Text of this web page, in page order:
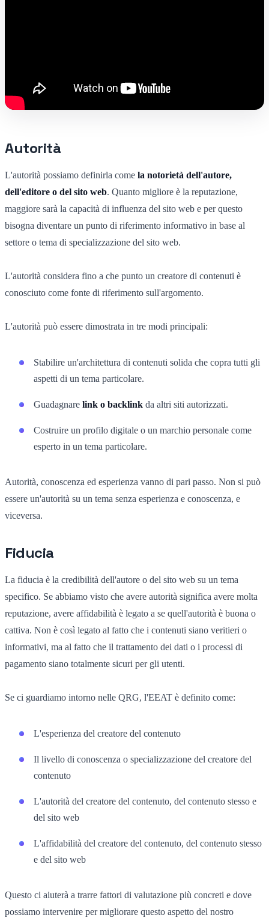
Autorità
L'autorità possiamo definirla come la notorietà dell'autore,
dell'editore o del sito web. Quanto migliore è la reputazione,
maggiore sarà la capacità di influenza del sito web e per questo
bisogna diventare un punto di riferimento informativo in base al
settore o tema di specializzazione del sito web.
L'autorità considera fino a che punto un creatore di contenuti è
conosciuto come fonte di riferimento sull'argomento.
L'autorità può essere dimostrata in tre modi principali:
Stabilire un'architettura di contenuti solida che copra tutti gli
aspetti di un tema particolare.
Guadagnare link o backlink da altri siti autorizzati.
Costruire un profilo digitale o un marchio personale come
esperto in un tema particolare.
Autorità, conoscenza ed esperienza vanno di pari passo. Non si può
essere un'autorità su un tema senza esperienza e conoscenza, e
viceversa.
Fiducia
La fiducia è la credibilità dell'autore o del sito web su un tema
specifico. Se abbiamo visto che avere autorità significa avere molta
reputazione, avere affidabilità è legato a se quell'autorità è buona o
cattiva. Non è così legato al fatto che i contenuti siano veritieri o
informativi, ma al fatto che il trattamento dei dati o i processi di
pagamento siano totalmente sicuri per gli utenti.
Se ci guardiamo intorno nelle QRG, l'EEAT è definito come:
L'esperienza del creatore del contenuto
Il livello di conoscenza o specializzazione del creatore del
contenuto
L'autorità del creatore del contenuto, del contenuto stesso e
del sito web
L'affidabilità del creatore del contenuto, del contenuto stesso
e del sito web
Questo ci aiuterà a trarre fattori di valutazione più concreti e dove
possiamo intervenire per migliorare questo aspetto del nostro